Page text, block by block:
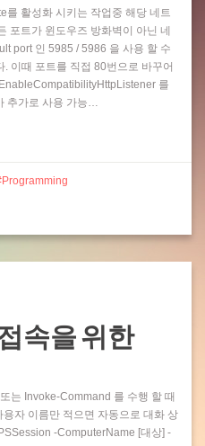
활성화 시키는 작업중 해당 네트
포트가 윈도우즈 방화벽이 아닌 네
port 인 5985 / 5986 을 사용 할 수
이때 포트를 직접 80번으로 바꾸어
를
추가로 사용 가능…
Programming
접속을 위한
는 Invoke-Command 를 수행 할 때
자 이름만 적으면 자동으로 대화 상
-ComputerName [대상] -